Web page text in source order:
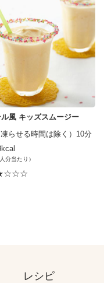
風 キッズスムージー
凍らせる時間は除く）10分
人分当たり）
レシピ